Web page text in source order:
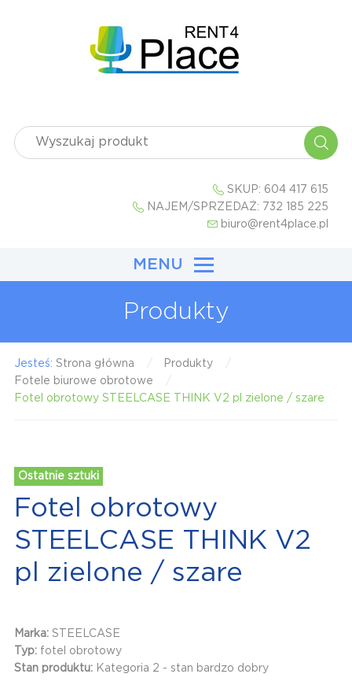
SKUP: 604 417 615
NAJEM/SPRZEDAŻ: 732 185 225
biuro@rent4place.pl
MENU
Produkty
Jesteś: Strona główna
Produkty
Fotele biurowe obrotowe
Fotel obrotowy STEELCASE THINK V2 pl zielone / szare
Ostatnie sztuki
Fotel obrotowy
STEELCASE THINK V2
pl zielone / szare
Marka: STEELCASE
Typ: fotel obrotowy
Stan produktu: Kategoria 2 - stan bardzo dobry